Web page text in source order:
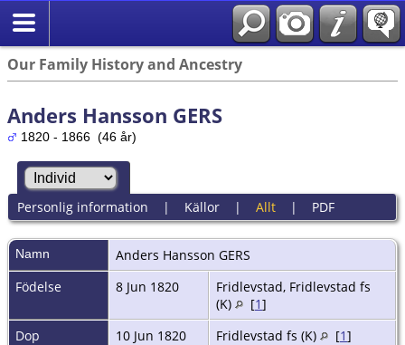
Our Family History and Ancestry
Anders Hansson GERS
1820 - 1866 (46 år)
Personlig information | Källor| Allt| PDF
Namn Anders Hansson GERS
Födelse
8 Jun 1820
Fridlevstad, Fridlevstad fs
(K)
[1]
Dop
10 Jun 1820 Fridlevstad fs (K) [1]